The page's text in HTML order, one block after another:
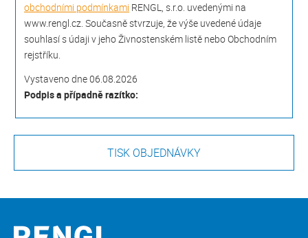
obchodními podmínkami RENGL, s.r.o. uvedenými na
www.rengl.cz. Současně stvrzuje, že výše uvedené údaje
souhlasí s údaji v jeho Živnostenském listě nebo Obchodním
rejstříku.
Vystaveno dne 06.08.2026
Podpis a případně razítko: